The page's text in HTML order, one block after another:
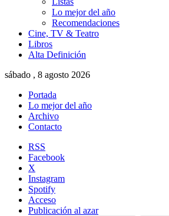
Lo mejor del año
Recomendaciones
Cine, TV & Teatro
Libros
Alta Definición
sábado , 8 agosto 2026
Portada
Lo mejor del año
Archivo
Contacto
RSS
Facebook
X
Instagram
Spotify
Acceso
Publicación al azar